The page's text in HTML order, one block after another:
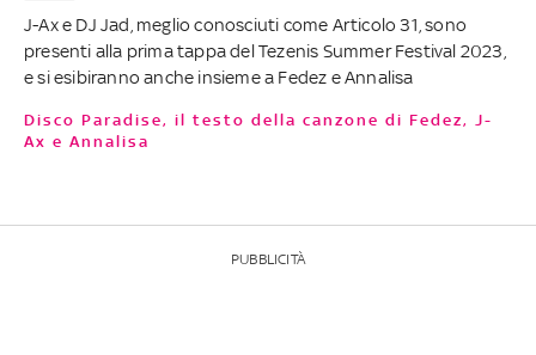
J-Ax e DJ Jad, meglio conosciuti come Articolo 31, sono
presenti alla prima tappa del Tezenis Summer Festival 2023,
e si esibiranno anche insieme a Fedez e Annalisa
Disco Paradise, il testo della canzone di Fedez, J-
Ax e Annalisa
PUBBLICITÀ